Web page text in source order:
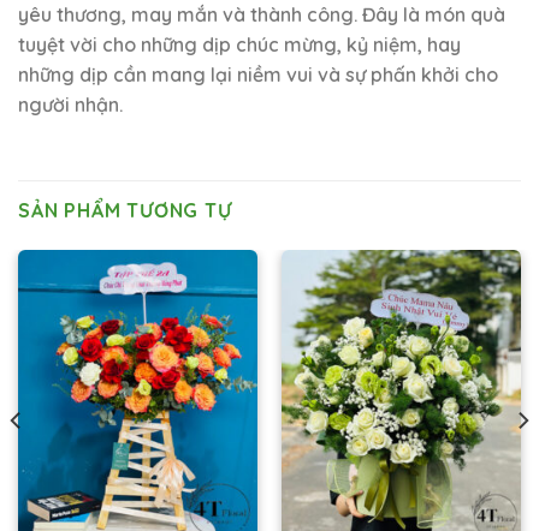
yêu thương, may mắn và thành công. Đây là món quà
tuyệt vời cho những dịp chúc mừng, kỷ niệm, hay
những dịp cần mang lại niềm vui và sự phấn khởi cho
người nhận.
SẢN PHẨM TƯƠNG TỰ